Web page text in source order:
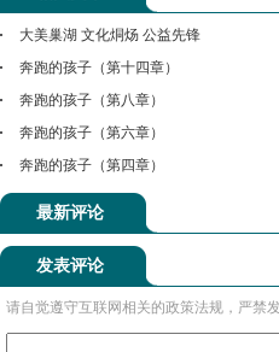
大美巢湖 文化烔炀 公益先锋
奔跑的孩子（第十四章）
奔跑的孩子（第八章）
奔跑的孩子（第六章）
奔跑的孩子（第四章）
最新评论
发表评论
请自觉遵守互联网相关的政策法规，严禁